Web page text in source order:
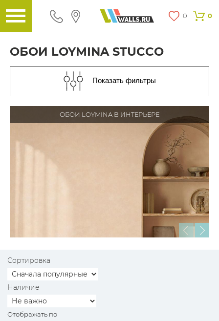
0 0
ОБОИ LOYMINA STUCCO
Показать фильтры
ОБОИ LOYMINA В ИНТЕРЬЕРЕ
Сортировка
Наличие
Отображать по